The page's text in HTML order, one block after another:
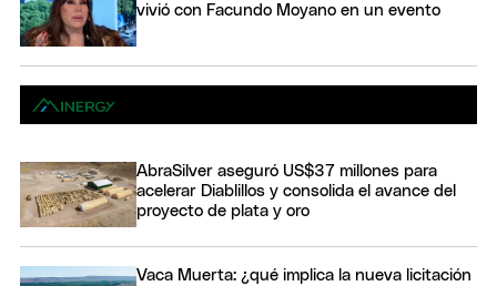
vivió con Facundo Moyano en un evento
AbraSilver aseguró US$37 millones para
acelerar Diablillos y consolida el avance del
proyecto de plata y oro
Vaca Muerta: ¿qué implica la nueva licitación